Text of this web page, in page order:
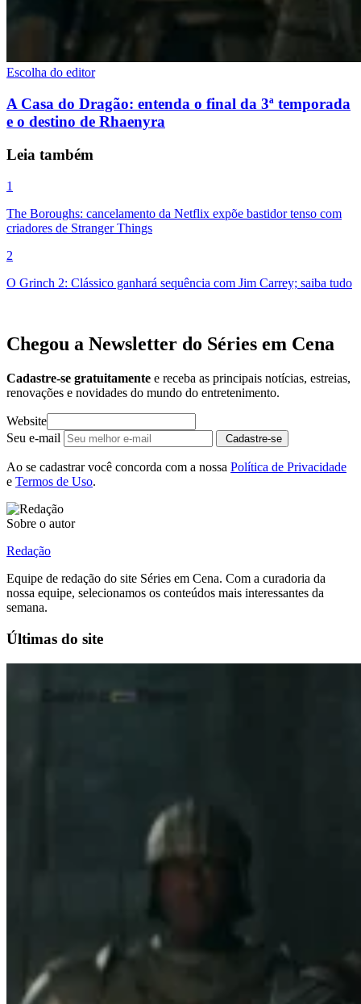
Escolha do editor
A Casa do Dragão: entenda o final da 3ª temporada
e o destino de Rhaenyra
Leia também
1
The Boroughs: cancelamento da Netflix expõe bastidor tenso com
criadores de Stranger Things
2
O Grinch 2: Clássico ganhará sequência com Jim Carrey; saiba tudo
Chegou a Newsletter do Séries em Cena
Cadastre-se gratuitamente e receba as principais notícias, estreias,
renovações e novidades do mundo do entretenimento.
Website
Seu e-mail
Cadastre-se
Ao se cadastrar você concorda com a nossa Política de Privacidade
e Termos de Uso.
Sobre o autor
Redação
Equipe de redação do site Séries em Cena. Com a curadoria da
nossa equipe, selecionamos os conteúdos mais interessantes da
semana.
Últimas do site